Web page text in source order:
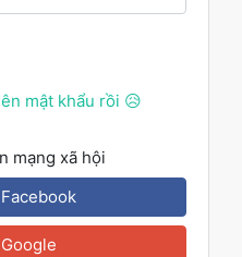
mật khẩu rồi 😥
mạng xã hội